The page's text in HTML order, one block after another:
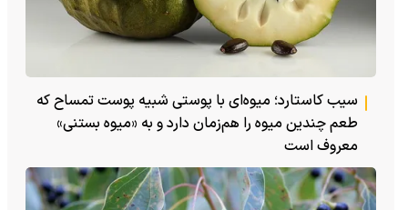
سیب کاستارد؛ میوه‌ای با پوستی شبیه پوست تمساح که
طعم چندین میوه را هم‌زمان دارد و به «میوه بستنی»
معروف است